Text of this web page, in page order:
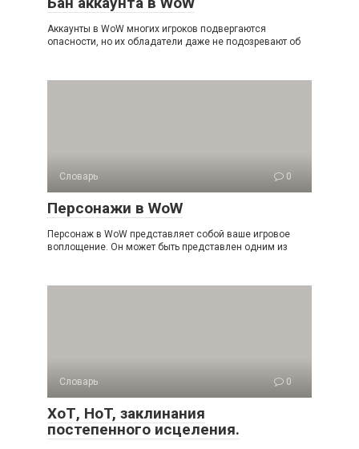
Аккаунты в WoW многих игроков подвергаются
опасности, но их обладатели даже не подозревают об
Словарь 0
Персонажи в WoW
Персонаж в WoW представляет собой ваше игровое
воплощение. Он может быть представлен одним из
Словарь 0
ХоТ, HoT, заклинания
постепенного исцеления.